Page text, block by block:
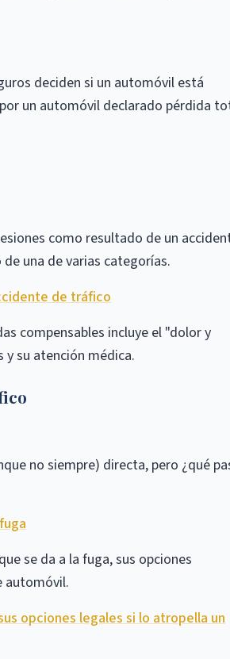
deciden si un automóvil está
un automóvil declarado pérdida
como resultado de un
una de varias categorías.
de tráfico
compensables incluye el "dolor y
su atención médica.
no siempre) directa, pero ¿qué
se da a la fuga, sus opciones
automóvil.
opciones legales si lo atropella un